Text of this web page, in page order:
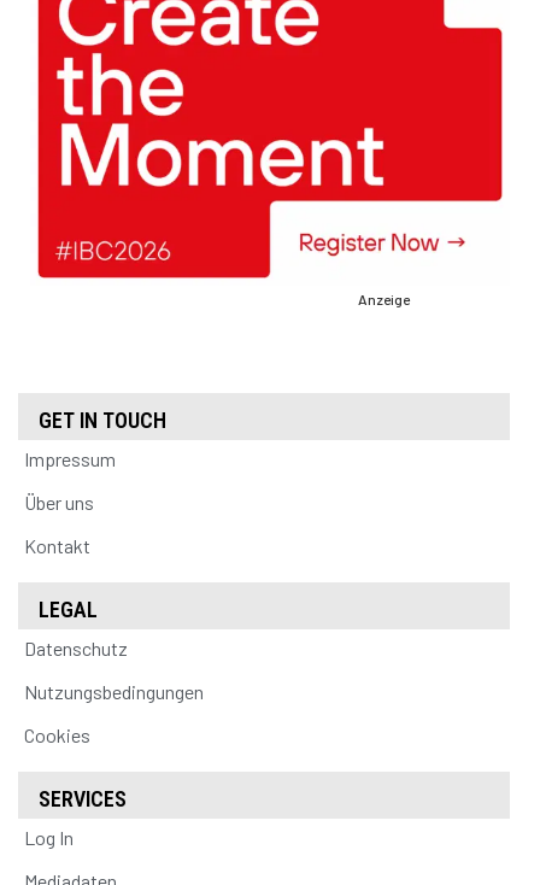
Anzeige
GET IN TOUCH
Impressum
Über uns
Kontakt
LEGAL
Datenschutz
Nutzungsbedingungen
Cookies
SERVICES
Log In